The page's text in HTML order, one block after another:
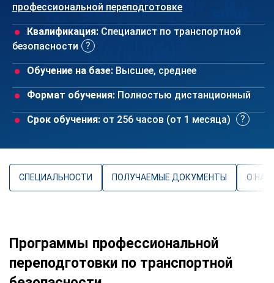
профессиональной переподготовке
Квалификация: Специалист по транспортной
безопасности
Обучение на базе: Высшее, среднее
Формат обучения: Полностью дистанционный
Срок обучения: от 256 часов (от 1 месяца)
СПЕЦИАЛЬНОСТИ ПОЛУЧАЕМЫЕ ДОКУМЕНТЫ О
Программы профессиональной
переподготовки по транспортной